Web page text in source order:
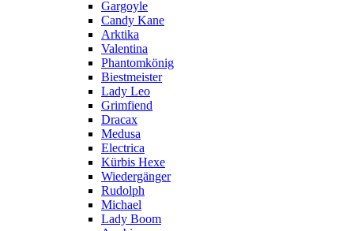
Gargoyle
Candy Kane
Arktika
Valentina
Phantomkönig
Biestmeister
Lady Leo
Grimfiend
Dracax
Medusa
Electrica
Kürbis Hexe
Wiedergänger
Rudolph
Michael
Lady Boom